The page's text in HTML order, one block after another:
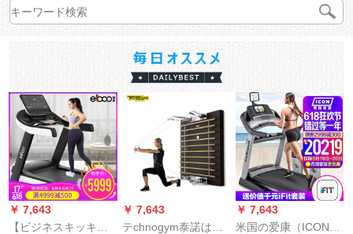
￥ 7,643
【ビジネスキッキン
￥ 7,643
テchnogym泰諾は重
￥ 7,643
米国の爱康（ICON）